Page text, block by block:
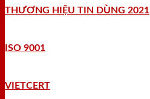
THƯƠNG HIỆU TIN DÙNG 2021
ISO 9001
VIETCERT